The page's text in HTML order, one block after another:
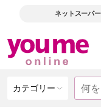
ネットスーパー
カテゴリー